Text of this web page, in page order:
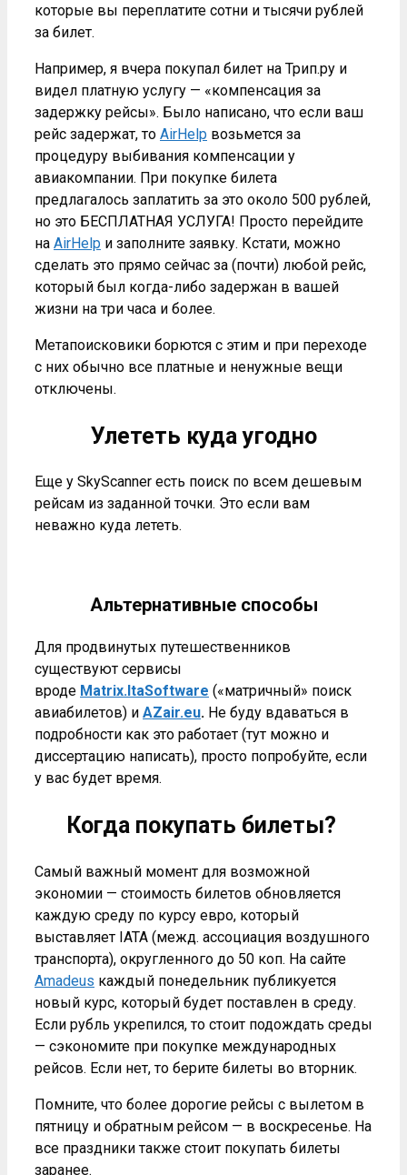
которые вы переплатите сотни и тысячи рублей
за билет.
Например, я вчера покупал билет на Трип.ру и
видел платную услугу — «компенсация за
задержку рейсы». Было написано, что если ваш
рейс задержат, то AirHelp возьмется за
процедуру выбивания компенсации у
авиакомпании. При покупке билета
предлагалось заплатить за это около 500 рублей,
но это БЕСПЛАТНАЯ УСЛУГА! Просто перейдите
на AirHelp и заполните заявку. Кстати, можно
сделать это прямо сейчас за (почти) любой рейс,
который был когда-либо задержан в вашей
жизни на три часа и более.
Метапоисковики борются с этим и при переходе
с них обычно все платные и ненужные вещи
отключены.
Улететь куда угодно
Еще у SkyScanner есть поиск по всем дешевым
рейсам из заданной точки. Это если вам
неважно куда лететь.
Альтернативные способы
Для продвинутых путешественников
существуют сервисы
вроде Matrix.ItaSoftware («матричный» поиск
авиабилетов) и AZair.eu. Не буду вдаваться в
подробности как это работает (тут можно и
диссертацию написать), просто попробуйте, если
у вас будет время.
Когда покупать билеты?
Самый важный момент для возможной
экономии — стоимость билетов обновляется
каждую среду по курсу евро, который
выставляет IATA (межд. ассоциация воздушного
транспорта), округленного до 50 коп. На сайте
Amadeus каждый понедельник публикуется
новый курс, который будет поставлен в среду.
Если рубль укрепился, то стоит подождать среды
— сэкономите при покупке международных
рейсов. Если нет, то берите билеты во вторник.
Помните, что более дорогие рейсы с вылетом в
пятницу и обратным рейсом — в воскресенье. На
все праздники также стоит покупать билеты
заранее.